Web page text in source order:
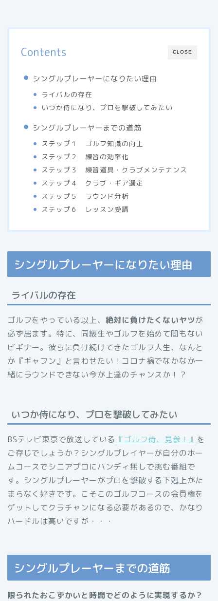
CLOSE
Contents
シングルプレーヤーになりたい理由
ライバルの存在
いつか侍になり、プロを撃破してみたい
シングルプレーヤーまでの道筋
ステップ１ ゴルフ知識の向上
ステップ２ 練習の効率化
ステップ３ 練習道具・クラブメンテナンス
ステップ４ クラブ・ギア選定
ステップ５ ラウンド分析
ステップ６ レッスン受講
シングルプレーヤーになりたい理由
ライバルの存在
ゴルフをやっている以上、 絶対に負けたくないヤツが
必ず居ます。特に、同級生やゴルフを始めて間もない
ビギナー。彼らに負け続けてきたゴルフ人生、なんと
か『ギャフン』と言わせたい！コロナ禍でなかなか一
緒にラウンドできない今が上達のチャンスか！？
いつか侍になり、プロを撃破してみたい
BSテレビ東京で放送している 『ゴルフ侍、見参！』 を
ご存じでしょうか？シングルプレイヤーが自分のホー
ムコースでシニアプロにハンディ無しで挑む番組で
す。シングルプレーヤーがプロを撃破する下剋上がた
まらなく好きです。こそこのゴルフコースの会員権を
ゲットしてクラチャンになる必要があるので、かなり
ハードルは高いですが・・・
シングルプレーヤーまでの道筋
限られたおこずかいと時間でどのように実現するか？